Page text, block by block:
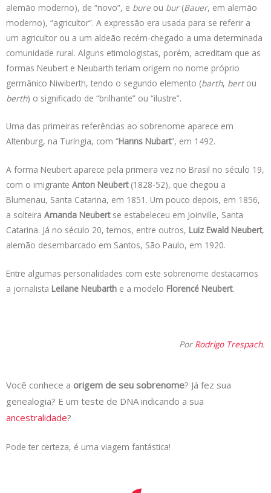
alemão moderno), de “novo”, e bure ou bur (Bauer, em alemão
moderno), “agricultor”. A expressão era usada para se referir a
um agricultor ou a um aldeão recém-chegado a uma determinada
comunidade rural. Alguns etimologistas, porém, acreditam que as
formas Neubert e Neubarth teriam origem no nome próprio
germânico Niwiberth, tendo o segundo elemento (barth, bert ou
berth) o significado de “brilhante” ou “ilustre”.
Uma das primeiras referências ao sobrenome aparece em
Altenburg, na Turíngia, com “Hanns Nubart”, em 1492.
A forma Neubert aparece pela primeira vez no Brasil no século 19,
com o imigrante Anton Neubert(1828-52), que chegou a
Blumenau, Santa Catarina, em 1851. Um pouco depois, em 1856,
a solteira Amanda Neubert se estabeleceu em Joinville, Santa
Catarina. Já no século 20, temos, entre outros, Luiz Ewald Neubert,
alemão desembarcado em Santos, São Paulo, em 1920.
Entre algumas personalidades com este sobrenome destacamos
a jornalista Leilane Neubarth e a modelo Florencé Neubert.
Por Rodrigo Trespach.
Você conhece a origem de seu sobrenome? Já fez sua
genealogia? E um teste de DNA indicando a sua
ancestralidade?
Pode ter certeza, é uma viagem fantástica!